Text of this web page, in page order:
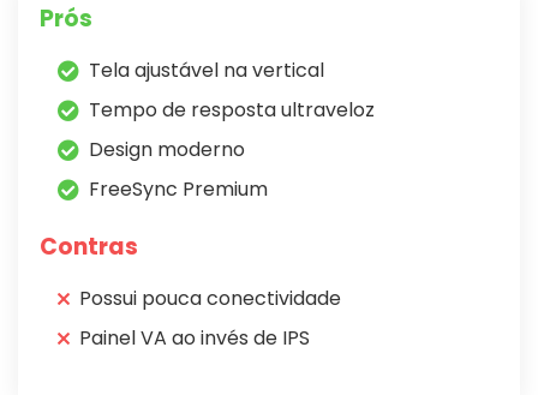
Prós
Tela ajustável na vertical
Tempo de resposta ultraveloz
Design moderno
FreeSync Premium
Contras
Possui pouca conectividade
Painel VA ao invés de IPS